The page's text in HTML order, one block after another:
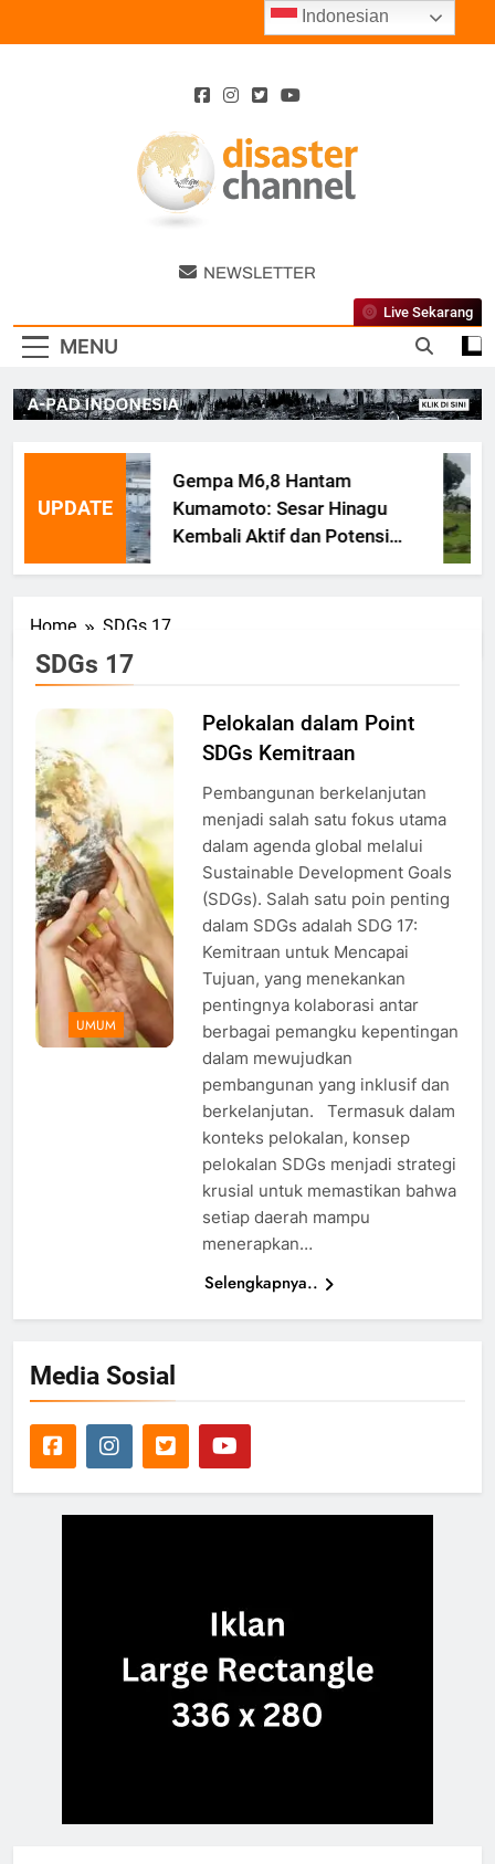
Disaster
Channel
NEWSLETTER
MENU
Live Sekarang
UPDATE
Gempa M6,8 Hantam
Kumamoto: Sesar Hinagu
Kembali Aktif dan Potensi
Gempa Susulan
Home SDGs 17
SDGs 17
Ilustrasi
Bumi, Foto:
Istockphoto
UMUM
Pelokalan dalam Point
SDGs Kemitraan
Pembangunan berkelanjutan
menjadi salah satu fokus utama
dalam agenda global melalui
Sustainable Development Goals
(SDGs). Salah satu poin penting
dalam SDGs adalah SDG 17:
Kemitraan untuk Mencapai
Tujuan, yang menekankan
pentingnya kolaborasi antar
berbagai pemangku kepentingan
dalam mewujudkan
pembangunan yang inklusif dan
berkelanjutan. Termasuk dalam
konteks pelokalan, konsep
pelokalan SDGs menjadi strategi
krusial untuk memastikan bahwa
setiap daerah mampu
menerapkan…
Selengkapnya..
Media Sosial
Indonesian